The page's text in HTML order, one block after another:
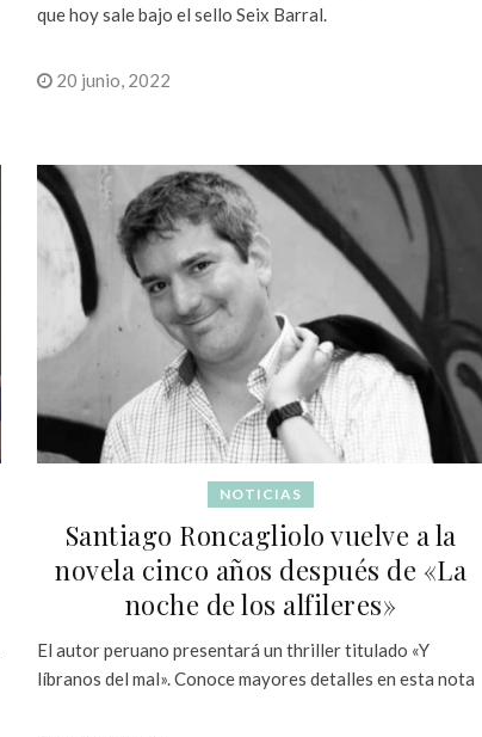
que hoy sale bajo el sello Seix Barral.
20 junio, 2022
NOTICIAS
Santiago Roncagliolo vuelve a la
novela cinco años después de «La
noche de los alfileres»
El autor peruano presentará un thriller titulado «Y
líbranos del mal». Conoce mayores detalles en esta nota